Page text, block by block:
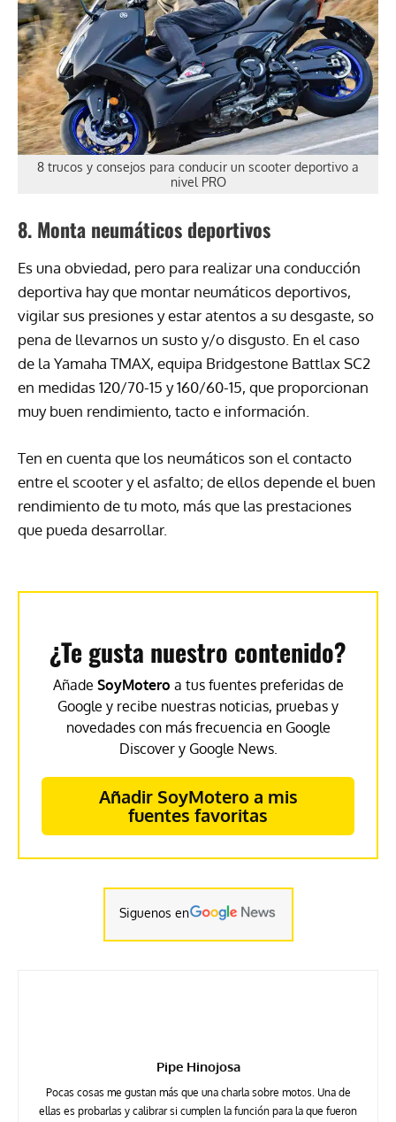
8 trucos y consejos para conducir un scooter deportivo a
nivel PRO
8. Monta neumáticos deportivos
Es una obviedad, pero para realizar una conducción
deportiva hay que montar neumáticos deportivos,
vigilar sus presiones y estar atentos a su desgaste, so
pena de llevarnos un susto y/o disgusto. En el caso
de la Yamaha TMAX, equipa Bridgestone Battlax SC2
en medidas 120/70-15 y 160/60-15, que proporcionan
muy buen rendimiento, tacto e información.
Ten en cuenta que los neumáticos son el contacto
entre el scooter y el asfalto; de ellos depende el buen
rendimiento de tu moto, más que las prestaciones
que pueda desarrollar.
¿Te gusta nuestro contenido?
Añade SoyMotero a tus fuentes preferidas de
Google y recibe nuestras noticias, pruebas y
novedades con más frecuencia en Google
Discover y Google News.
Añadir SoyMotero a mis
fuentes favoritas
Siguenos en
Pipe Hinojosa
Pocas cosas me gustan más que una charla sobre motos. Una de
ellas es probarlas y calibrar si cumplen la función para la que fueron